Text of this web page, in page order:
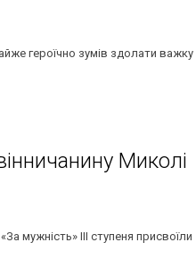
героїчно зумів здолати важку
Миколі
мужність» ІІІ ступеня присвоїли